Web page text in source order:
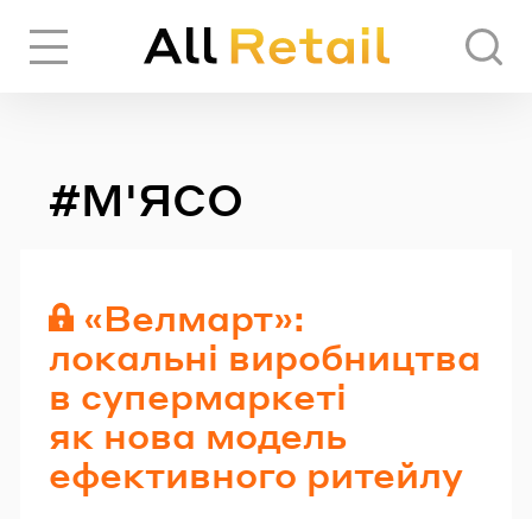
#М'ЯСО
«Велмарт»:
локальні виробництва
в супермаркеті
як нова модель
ефективного ритейлу
ЧЕРЕЗ СОЦІАЛЬНІ МЕРЕЖІ
GOOGLE
АБО